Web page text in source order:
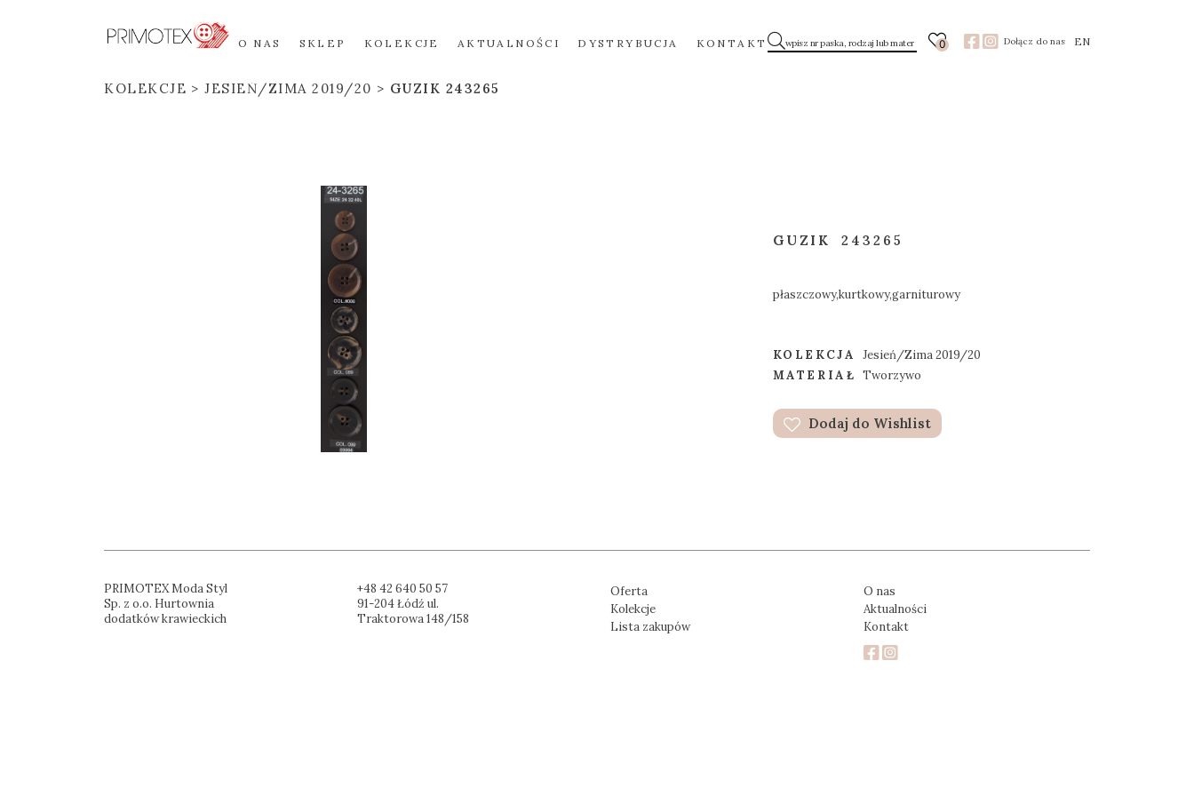
O NAS SKLEP KOLEKCJE AKTUALNOŚCI DYSTRYBUCJA KONTAKT 0 Dołącz do nas EN
KOLEKCJE JESIEŃ/ZIMA 2019/20 GUZIK 243265
GUZIK 243265
płaszczowy,kurtkowy,garniturowy
KOLEKCJA
Jesień/Zima 2019/20
MATERIAŁ Tworzywo
Dodaj do Wishlist
PRIMOTEX Moda Styl
Sp. z o.o. Hurtownia
dodatków krawieckich
+48 42 640 50 57
91-204 Łódź ul.
Traktorowa 148/158
Oferta
Kolekcje
Lista zakupów
O nas
Aktualności
Kontakt